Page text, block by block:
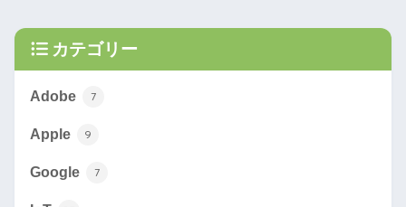
カテゴリー
Adobe 7
Apple 9
Google 7